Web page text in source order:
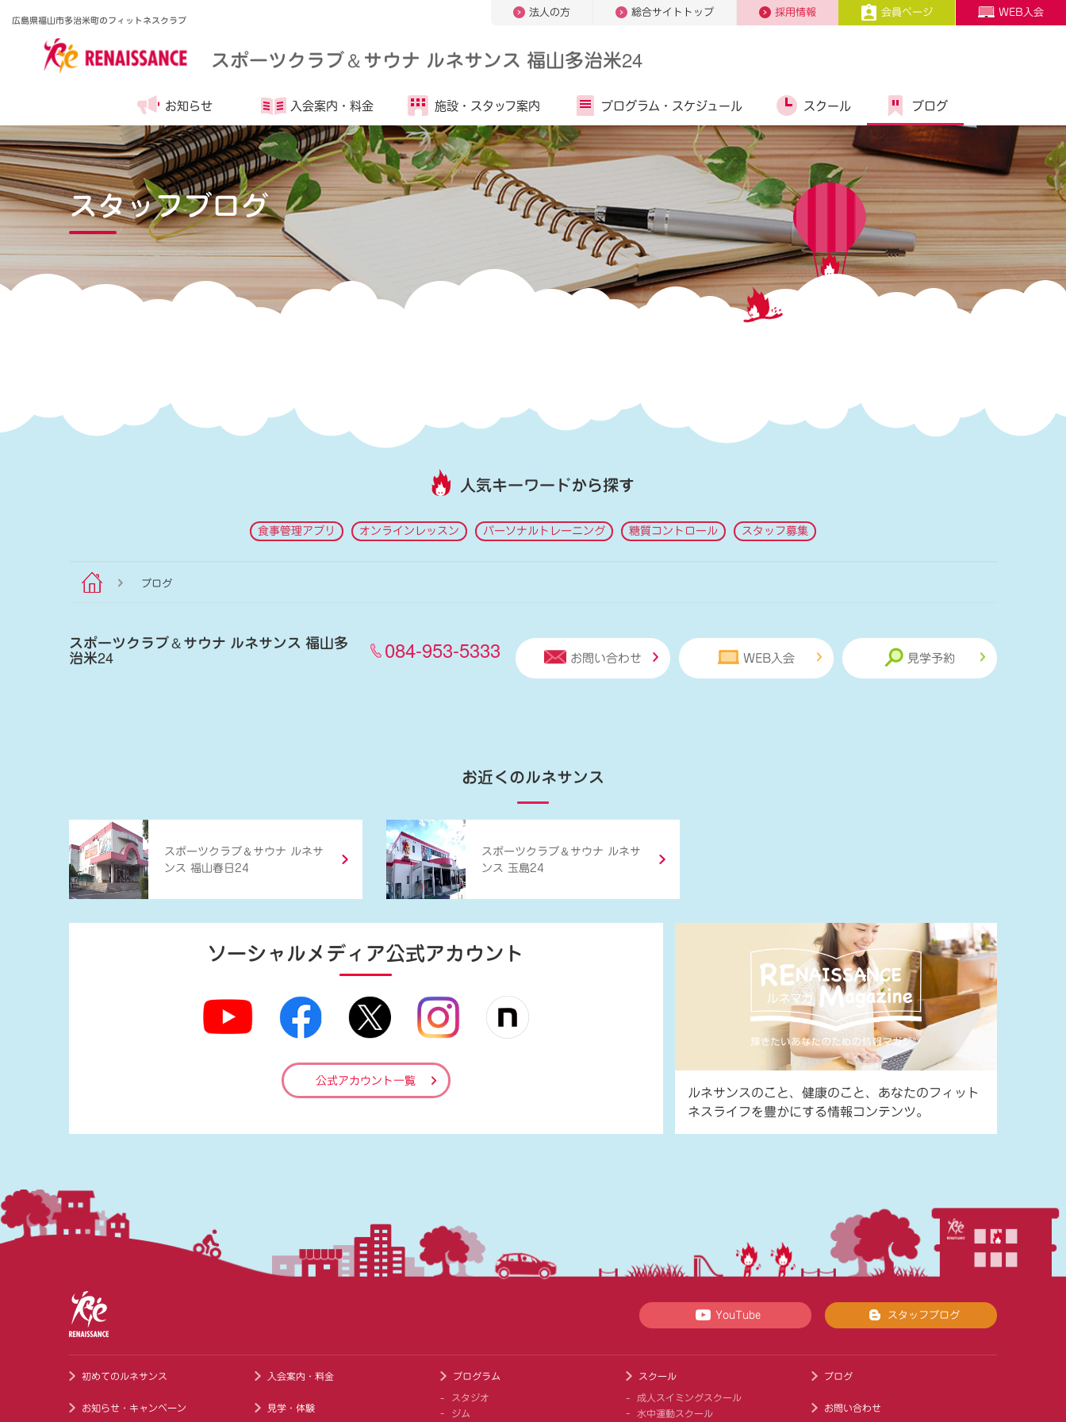
広島県福山市多治米町のフィットネスクラブ
法人の方 総合サイトトップ 採用情報 会員ページ WEB入会
スポーツクラブ＆サウナ ルネサンス 福山多治米24
お知らせ 入会案内・ 料金 施設・ スタッフ案内 プログラム・ スケジュール スクール ブログ
スタッフブログ
人気キーワードから探す
食事管理アプリ オンラインレッスン パーソナルトレーニング 糖質コントロール スタッフ募集
ブログ
スポーツクラブ＆サウナ ルネサンス 福山多
治米24 084-953-5333 お問い合わせ WEB入会 見学予約
お近くのルネサンス
スポーツクラブ ＆ サウナ ルネサ
ンス 福山春日24
スポーツクラブ ＆ サウナ ルネサ
ンス 玉島24
ソーシャルメディア公式アカウント
公式アカウント一覧
ルネサンスのこと、健康のこと、あなたのフィット
ネスライフを豊かにする情報コンテンツ。
YouTube スタッフブログ
初めてのルネサンス
お知らせ・キャンペーン
入会案内・料金
見学・体験
プログラム
スタジオ
ジム
スクール
成人スイミングスクール
水中運動スクール
ブログ
お問い合わせ